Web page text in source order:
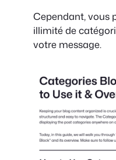
Cependant, vous
illimité de
votre message.